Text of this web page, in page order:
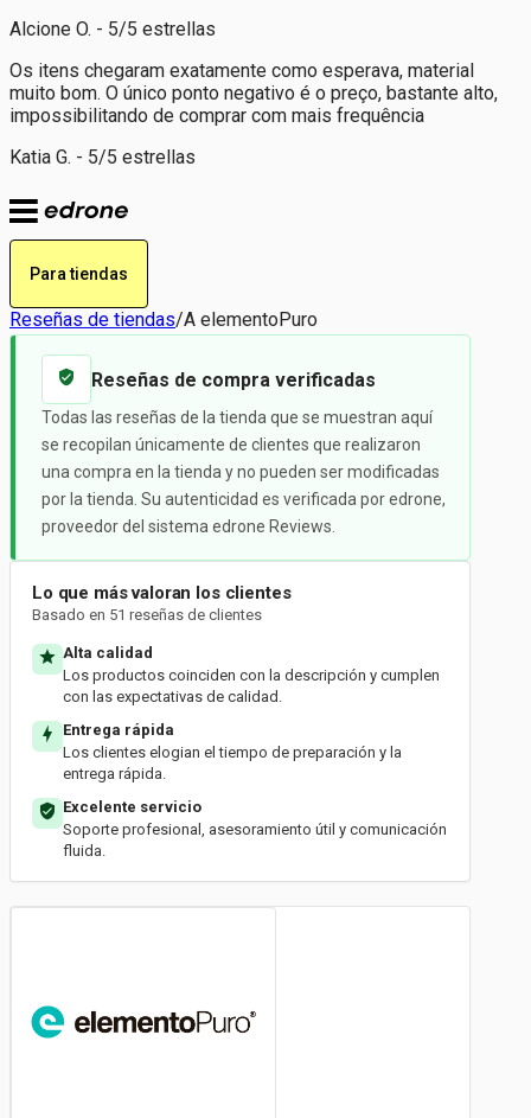
Alcione O. - 5/5 estrellas
Os itens chegaram exatamente como esperava, material
muito bom. O único ponto negativo é o preço, bastante alto,
impossibilitando de comprar com mais frequência
Katia G. - 5/5 estrellas
Para tiendas
Reseñas de tiendas/A elementoPuro
Reseñas de compra verificadas
Todas las reseñas de la tienda que se muestran aquí
se recopilan únicamente de clientes que realizaron
una compra en la tienda y no pueden ser modificadas
por la tienda. Su autenticidad es verificada por edrone,
proveedor del sistema edrone Reviews.
Lo que más valoran los clientes
Basado en 51 reseñas de clientes
Alta calidad
Los productos coinciden con la descripción y cumplen
con las expectativas de calidad.
Entrega rápida
Los clientes elogian el tiempo de preparación y la
entrega rápida.
Excelente servicio
Soporte profesional, asesoramiento útil y comunicación
fluida.